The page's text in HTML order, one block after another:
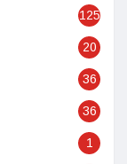
125
20
36
36
1